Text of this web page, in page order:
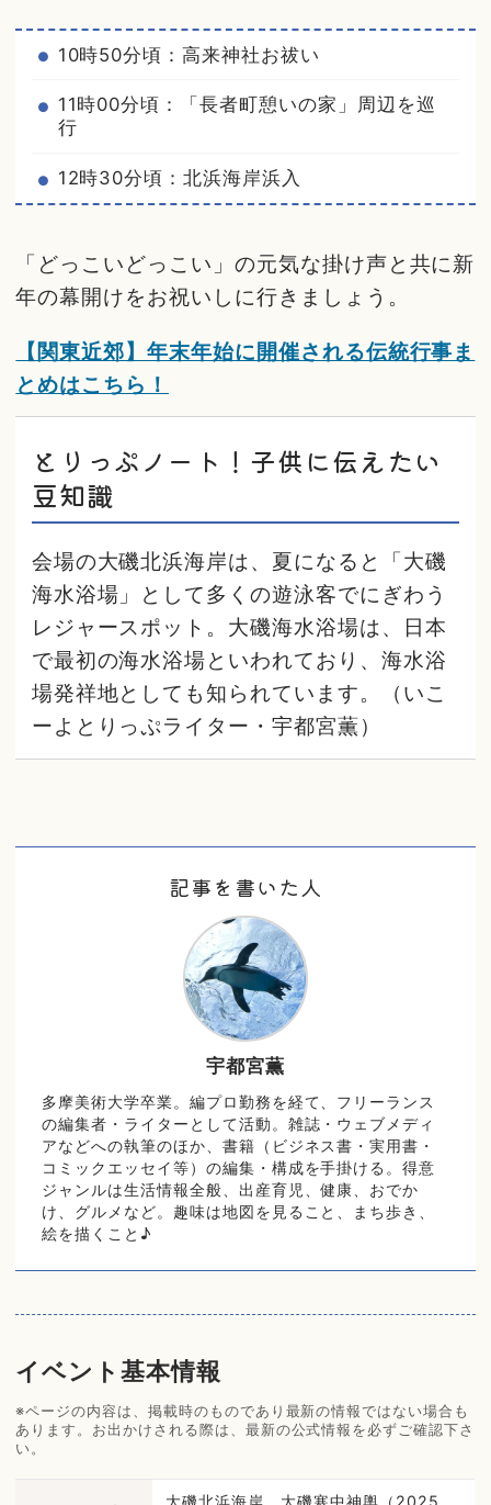
10時50分頃：高来神社お祓い
11時00分頃：「長者町憩いの家」周辺を巡
行
12時30分頃：北浜海岸浜入
「どっこいどっこい」の元気な掛け声と共に新
年の幕開けをお祝いしに行きましょう。
【関東近郊】年末年始に開催される伝統行事ま
とめはこちら！
とりっぷノート！子供に伝えたい
豆知識
会場の大磯北浜海岸は、夏になると「大磯
海水浴場」として多くの遊泳客でにぎわう
レジャースポット。大磯海水浴場は、日本
で最初の海水浴場といわれており、海水浴
場発祥地としても知られています。（いこ
ーよとりっぷライター・宇都宮薫）
記事を書いた人
宇都宮薫
多摩美術大学卒業。編プロ勤務を経て、フリーランス
の編集者・ライターとして活動。雑誌・ウェブメディ
アなどへの執筆のほか、書籍（ビジネス書・実用書・
コミックエッセイ等）の編集・構成を手掛ける。得意
ジャンルは生活情報全般、出産育児、健康、おでか
け、グルメなど。趣味は地図を見ること、まち歩き、
絵を描くこと♪
イベント基本情報
※ページの内容は、掲載時のものであり最新の情報ではない場合も
あります。お出かけされる際は、最新の公式情報を必ずご確認下さ
い。
大磯北浜海岸 大磯寒中神輿（2025